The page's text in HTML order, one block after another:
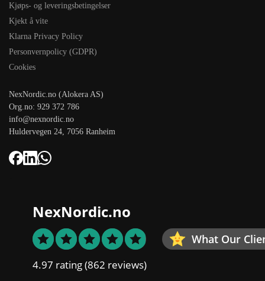
Kjøps- og leveringsbetingelser
Kjekt å vite
Klarna Privacy Policy
Personvernpolicy (GDPR)
Cookies
NexNordic.no (Alokera AS)
Org.no: 929 372 786
info@nexnordic.no
Huldervegen 24, 7056 Ranheim
NexNordic.no
What Our
4.97 rating(862 reviews)